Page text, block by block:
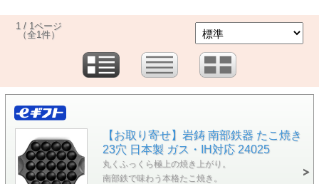
1 / 1ページ
（全1件）
【お取り寄せ】岩鋳 南部鉄器 たこ焼き
23穴 日本製 ガス・IH対応 24025
丸くふっくら極上の焼き上がり。
南部鉄で味わう本格たこ焼き。